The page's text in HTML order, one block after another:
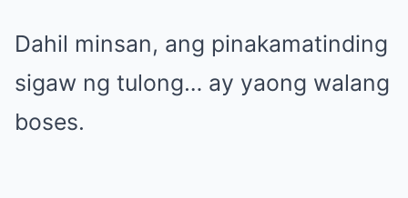
Dahil minsan, ang pinakamatinding
sigaw ng tulong… ay yaong walang
boses.